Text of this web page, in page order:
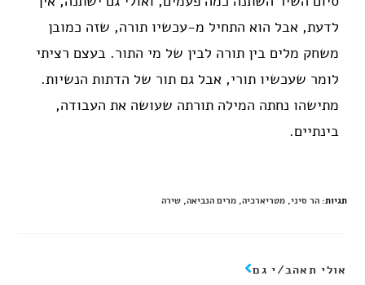
לדעת, אבל הוא התחיל מ-עכשיו תורה, שזה כמובן
משחק מלים בין תורה לבין של מי התור. בעצם רציתי
לומר שעכשיו תורי, אבל גם תור של הדתות הנשיות.
מתישהו נחתה המילה תורתה שעושה את העבודה,
בינתיים.
תגיות:הר סיני, מטריארכיה, מרים הנביאה, שירה
אולי תאהב/י גם